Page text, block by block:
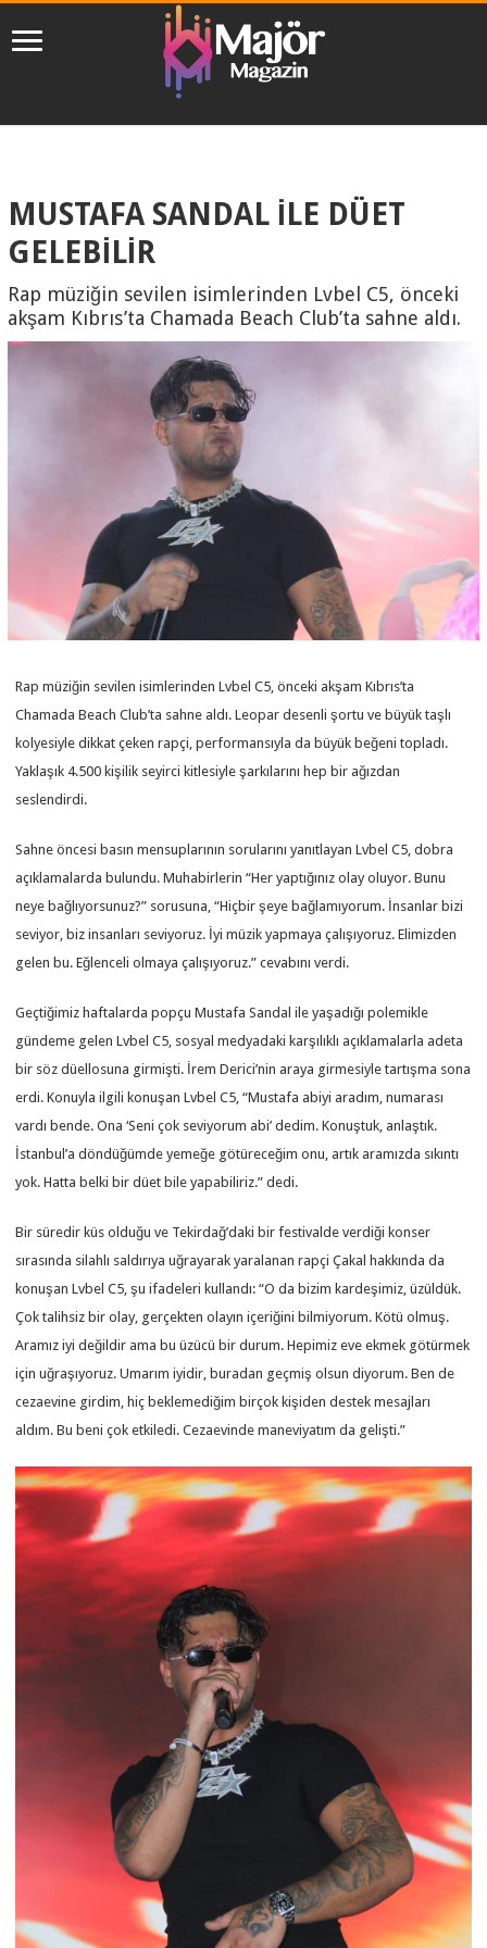
MUSTAFA SANDAL İLE DÜET
GELEBİLİR
Rap müziğin sevilen isimlerinden Lvbel C5, önceki
akşam Kıbrıs’ta Chamada Beach Club’ta sahne aldı.
Rap müziğin sevilen isimlerinden Lvbel C5, önceki akşam Kıbrıs’ta
Chamada Beach Club’ta sahne aldı. Leopar desenli şortu ve büyük taşlı
kolyesiyle dikkat çeken rapçi, performansıyla da büyük beğeni topladı.
Yaklaşık 4.500 kişilik seyirci kitlesiyle şarkılarını hep bir ağızdan
seslendirdi.
Sahne öncesi basın mensuplarının sorularını yanıtlayan Lvbel C5, dobra
açıklamalarda bulundu. Muhabirlerin “Her yaptığınız olay oluyor. Bunu
neye bağlıyorsunuz?” sorusuna, “Hiçbir şeye bağlamıyorum. İnsanlar bizi
seviyor, biz insanları seviyoruz. İyi müzik yapmaya çalışıyoruz. Elimizden
gelen bu. Eğlenceli olmaya çalışıyoruz.” cevabını verdi.
Geçtiğimiz haftalarda popçu Mustafa Sandal ile yaşadığı polemikle
gündeme gelen Lvbel C5, sosyal medyadaki karşılıklı açıklamalarla adeta
bir söz düellosuna girmişti. İrem Derici’nin araya girmesiyle tartışma sona
erdi. Konuyla ilgili konuşan Lvbel C5, “Mustafa abiyi aradım, numarası
vardı bende. Ona ‘Seni çok seviyorum abi’ dedim. Konuştuk, anlaştık.
İstanbul’a döndüğümde yemeğe götüreceğim onu, artık aramızda sıkıntı
yok. Hatta belki bir düet bile yapabiliriz.” dedi.
Bir süredir küs olduğu ve Tekirdağ’daki bir festivalde verdiği konser
sırasında silahlı saldırıya uğrayarak yaralanan rapçi Çakal hakkında da
konuşan Lvbel C5, şu ifadeleri kullandı: “O da bizim kardeşimiz, üzüldük.
Çok talihsiz bir olay, gerçekten olayın içeriğini bilmiyorum. Kötü olmuş.
Aramız iyi değildir ama bu üzücü bir durum. Hepimiz eve ekmek götürmek
için uğraşıyoruz. Umarım iyidir, buradan geçmiş olsun diyorum. Ben de
cezaevine girdim, hiç beklemediğim birçok kişiden destek mesajları
aldım. Bu beni çok etkiledi. Cezaevinde maneviyatım da gelişti.”